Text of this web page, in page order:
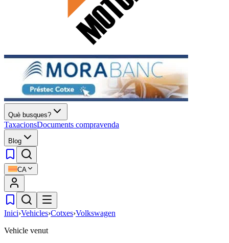
Què busques?
TaxacionsDocuments compravenda
Blog
CA
Inici›Vehicles›Cotxes›Volkswagen
Vehicle venut